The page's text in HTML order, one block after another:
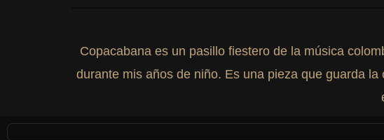
Copacabana es un pasillo fiestero de la música
durante mis años de niño. Es una pieza que guarda